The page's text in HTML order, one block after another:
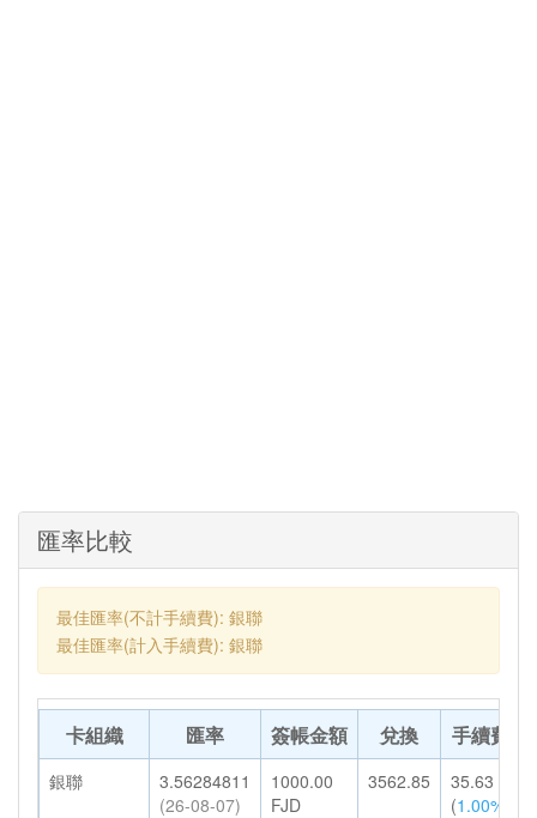
匯率比較
最佳匯率(不計手續費): 銀聯
最佳匯率(計入手續費): 銀聯
卡組織 匯率 簽帳金額 兌換 手續費
銀聯
3.56284811
(26-08-07)
1000.00
FJD
3562.85
35.63
(1.00%